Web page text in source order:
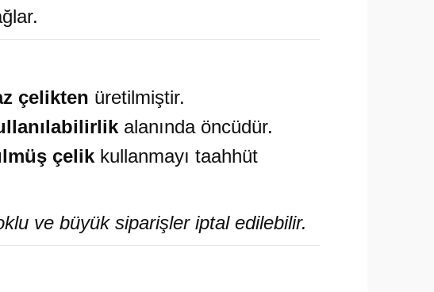
çelikten üretilmiştir.
alanında öncüdür.
çelik kullanmayı taahhüt
ve büyük siparişler iptal edilebilir.